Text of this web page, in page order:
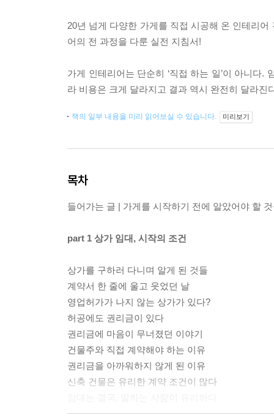
20년 넘게 다양한 가게를 직접 시공해 온 인테리
어의 전 과정을 다룬 실전 지침서!
가게 인테리어는 단순히 ‘직접 하는 일’이 아니다
라 비용은 크게 달라지고 결과 역시 완전히 달라진
책의 일부 내용을 미리 읽어보실 수 있습니다. 미리보기
목차
들어가는 글 | 가게를 시작하기 전에 알았어야 할
part 1 상가 임대, 시작의 조건
상가를 구하러 다니며 알게 된 것들
계약서 한 줄에 울고 웃었던 날
영업허가가 나지 않는 상가가 있다?
허공에도 권리금이 있다
권리금에 마음이 무너졌던 이야기
건물주와 직접 계약해야 하는 이유
권리금을 아까워하지 않게 된 이유
신축 건물은 유리한 계약 조건이 많다